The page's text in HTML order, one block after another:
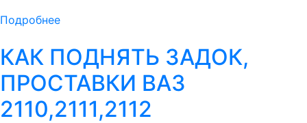
Подробнее
КАК ПОДНЯТЬ ЗАДОК,
ПРОСТАВКИ ВАЗ
2110,2111,2112